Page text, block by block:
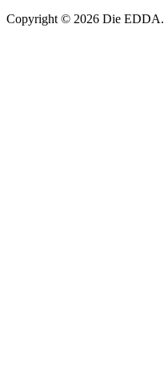
Copyright © 2026 Die EDDA.